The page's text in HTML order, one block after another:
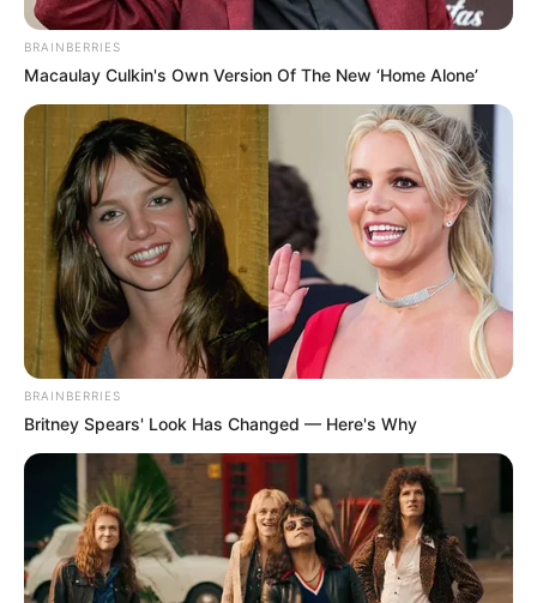
BRAINBERRIES
Macaulay Culkin's Own Version Of The New ‘Home Alone’
BRAINBERRIES
Britney Spears' Look Has Changed — Here's Why